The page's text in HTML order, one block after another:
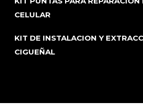
CELULAR
KIT DE INSTALACION Y
CIGUEÑAL